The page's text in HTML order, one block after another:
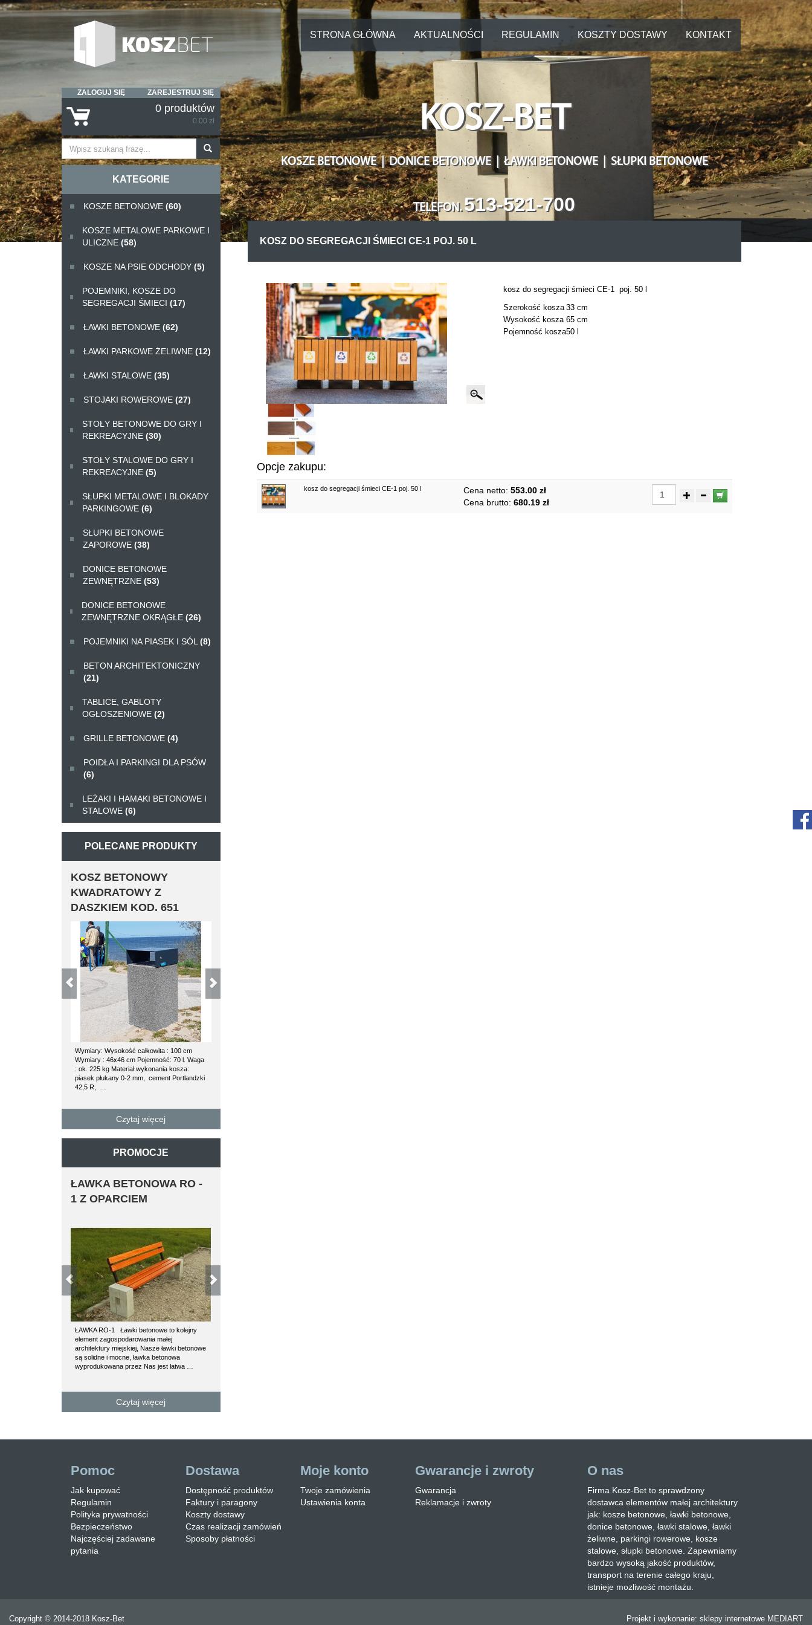
STRONA GŁÓWNA AKTUALNOŚCI REGULAMIN KOSZTY DOSTAWY KONTAKT
ZALOGUJ SIĘ ZAREJESTRUJ SIĘ
0 produktów
0.00 zł
KATEGORIE
KOSZE BETONOWE (60)
KOSZE METALOWE PARKOWE I
ULICZNE (58)
KOSZE NA PSIE ODCHODY (5)
POJEMNIKI, KOSZE DO
SEGREGACJI ŚMIECI (17)
ŁAWKI BETONOWE (62)
ŁAWKI PARKOWE ŻELIWNE (12)
ŁAWKI STALOWE (35)
STOJAKI ROWEROWE (27)
STOŁY BETONOWE DO GRY I
REKREACYJNE (30)
STOŁY STALOWE DO GRY I
REKREACYJNE (5)
SŁUPKI METALOWE I BLOKADY
PARKINGOWE (6)
SŁUPKI BETONOWE
ZAPOROWE (38)
DONICE BETONOWE
ZEWNĘTRZNE (53)
DONICE BETONOWE
ZEWNĘTRZNE OKRĄGŁE(26)
POJEMNIKI NA PIASEK I SÓL (8)
BETON ARCHITEKTONICZNY
(21)
TABLICE, GABLOTY
OGŁOSZENIOWE(2)
GRILLE BETONOWE (4)
POIDŁA I PARKINGI DLA PSÓW
(6)
LEŻAKI I HAMAKI BETONOWE I
STALOWE (6)
POLECANE PRODUKTY
KOSZ BETONOWY
KWADRATOWY Z
DASZKIEM KOD. 651
Wymiary: Wysokość całkowita : 100 cm
Wymiary : 46x46 cm Pojemność: 70 l. Waga
: ok. 225 kg Materiał wykonania kosza:
piasek płukany 0-2 mm, cement Portlandzki
42,5 R, …
Czytaj więcej
PROMOCJE
ŁAWKA BETONOWA RO -
1 Z OPARCIEM
ŁAWKA RO-1 Ławki betonowe to kolejny
element zagospodarowania małej
architektury miejskiej, Nasze ławki betonowe
są solidne i mocne, ławka betonowa
wyprodukowana przez Nas jest łatwa …
Czytaj więcej
KOSZ-BET
KOSZE BETONOWE | DONICE BETONOWE | ŁAWKI BETONOWE | SŁUPKI BETONOWE
TELEFON.513-521-700
KOSZ DO SEGREGACJI ŚMIECI CE-1 POJ. 50 L
kosz do segregacji śmieci CE-1 poj. 50 l
Szerokość kosza 33 cm
Wysokość kosza 65 cm
Pojemność kosza50 l
Opcje zakupu:
kosz do segregacji śmieci CE-1 poj. 50 l Cena netto: 553.00 zł
Cena brutto: 680.19 zł
Pomoc
Jak kupować
Regulamin
Polityka prywatności
Bezpieczeństwo
Najczęściej zadawane
pytania
Dostawa
Dostępność produktów
Faktury i paragony
Koszty dostawy
Czas realizacji zamówień
Sposoby płatności
Moje konto
Twoje zamówienia
Ustawienia konta
Gwarancje i zwroty
Gwarancja
Reklamacje i zwroty
O nas
Firma Kosz-Bet to sprawdzony
dostawca elementów małej architektury
jak: kosze betonowe, ławki betonowe,
donice betonowe, ławki stalowe, ławki
żeliwne, parkingi rowerowe, kosze
stalowe, słupki betonowe. Zapewniamy
bardzo wysoką jakość produktów,
transport na terenie całego kraju,
istnieje mozliwość montażu.
Copyright © 2014-2018 Kosz-Bet Projekt i wykonanie: sklepy internetowe MEDIART